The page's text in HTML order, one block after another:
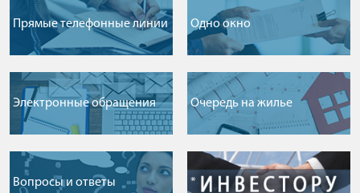
Прямые телефонные линии Одно окно
Электронные обращения Очередь на жилье
Вопросы и ответы *